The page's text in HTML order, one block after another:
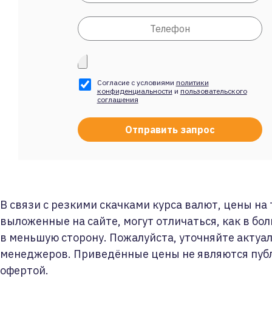
Согласие с условиями политики
конфиденциальности и пользовательского
соглашения
В связи с резкими скачками курса валют, цены на
выложенные на сайте, могут отличаться, как в
в меньшую сторону. Пожалуйста, уточняйте
менеджеров. Приведённые цены не являются
офертой.